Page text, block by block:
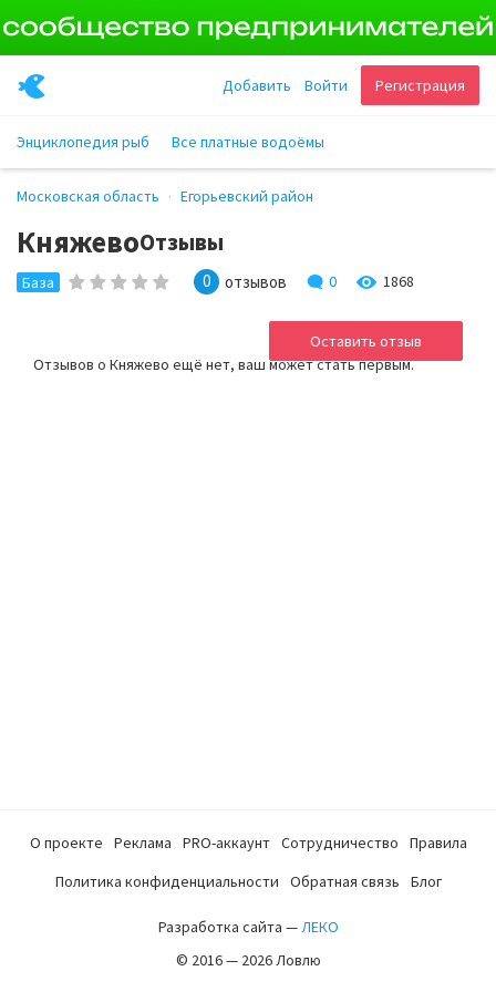
Регистрация
Войти
Добавить
Энциклопедия рыб Все платные водоёмы
Московская область Егорьевский район
КняжевоОтзывы
База 0 отзывов 0 1868
Отзывов о Княжево ещё нет, ваш может стать первым.
Оставить отзыв
О проекте Реклама PRO-аккаунт Сотрудничество
Правила
Политика конфиденциальности
Обратная связь Блог
Разработка сайта —ЛЕКО
© 2016 — 2026 Ловлю